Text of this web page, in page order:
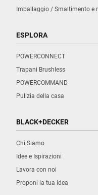
Imballaggio / Smaltimento e
ESPLORA
POWERCONNECT
Trapani Brushless
POWERCOMMAND
Pulizia della casa
BLACK+DECKER
Chi Siamo
Idee e Ispirazioni
Lavora con noi
Proponi la tua idea